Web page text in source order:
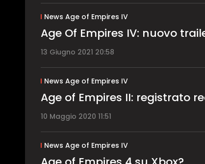
News Age of Empires IV
Age Of Empires IV: nuovo
13 Giugno 2021 20:58
News Age of Empires IV
Age of Empires II: registrato
10 Maggio 2020 11:51
News Age of Empires IV